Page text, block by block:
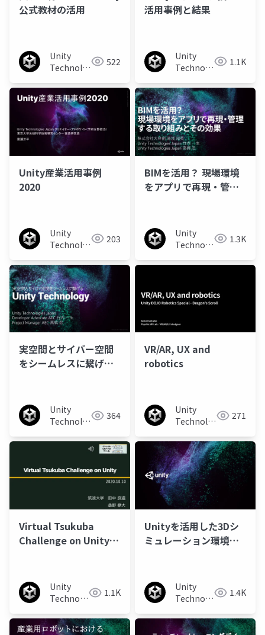
公式教材の活用
Unity
Technologies 522
活用事例と結果
Unity
Technologies 1.1K
Unity産業活用事例
2020
Unity
Technologies 203
BIMを活用？ 現場環境
をアプリで再現・管理
Unity
Technologies 1.3K
実空間とサイバー空間
をシームレスに繋げる
Unity
Technologies 364
VR/AR, UX and
robotics
Unity
Technologies 271
Virtual Tsukuba
Challenge on Unity
Unity
Technologies 1.1K
Unityを活用した3Dシ
ミュレーション環境の
Unity
Technologies 1.4K